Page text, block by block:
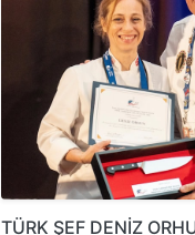
TÜRK ŞEF DENİZ